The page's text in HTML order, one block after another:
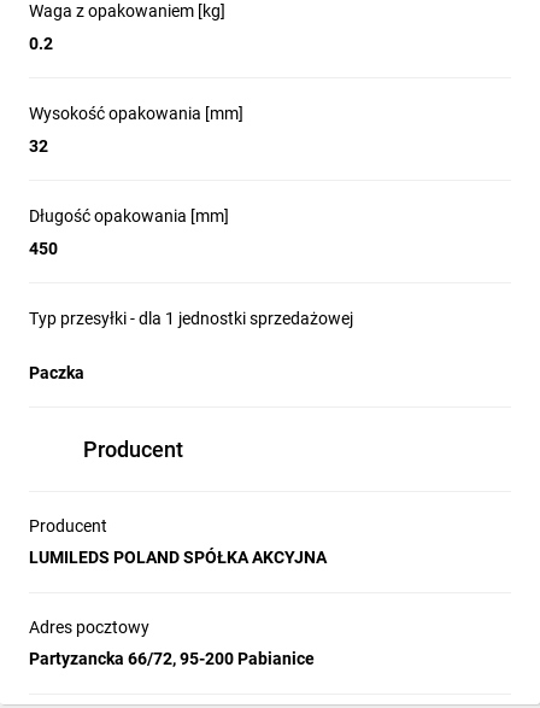
Waga z opakowaniem [kg]
0.2
Wysokość opakowania [mm]
32
Długość opakowania [mm]
450
Typ przesyłki - dla 1 jednostki sprzedażowej
Paczka
Producent
Producent
LUMILEDS POLAND SPÓŁKA AKCYJNA
Adres pocztowy
Partyzancka 66/72, 95-200 Pabianice